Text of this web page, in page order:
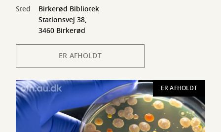
ER AFHOLDT
Sted
Birkerød Bibliotek
Stationsvej 38,
3460 Birkerød
ER AFHOLDT